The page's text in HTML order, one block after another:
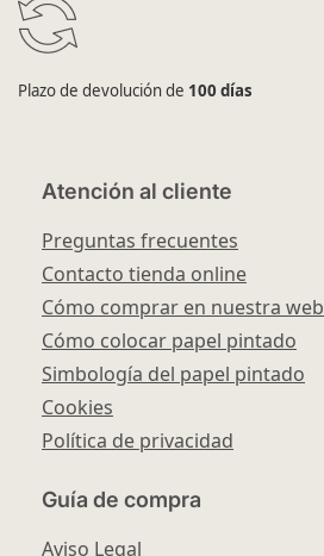
Plazo de devolución de 100 días
Atención al cliente
Preguntas frecuentes
Contacto tienda online
Cómo comprar en nuestra web
Cómo colocar papel pintado
Simbología del papel pintado
Cookies
Política de privacidad
Guía de compra
Aviso Legal